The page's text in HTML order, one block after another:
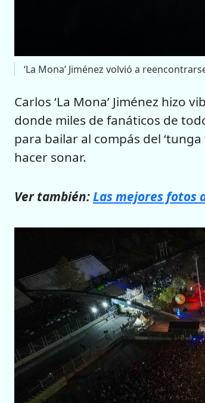
‘La Mona’ Jiménez volvió a
Carlos ‘La Mona’ Jiménez hizo
donde miles de fanáticos de
para bailar al compás del ‘tunga
hacer sonar.
Ver también:Las mejores fotos